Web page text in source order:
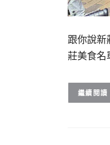
跟你說新
莊美食